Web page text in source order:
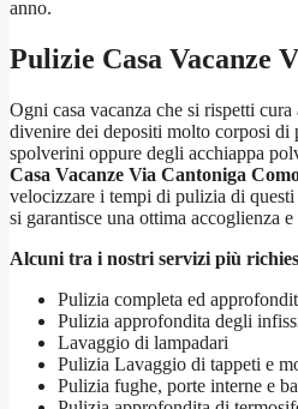
anno.
Pulizie Casa Vacanze
Ogni casa vacanza che si rispetti
divenire dei depositi molto corposi di
spolverini oppure degli acchiappa
Casa Vacanze Via Cantoniga
velocizzare i tempi di pulizia di questi
si garantisce una ottima accoglienza
Alcuni tra i nostri servizi più
Pulizia completa ed
Pulizia approfondita degli
Lavaggio di lampadari
Pulizia Lavaggio di tappeti e
Pulizia fughe, porte interne e